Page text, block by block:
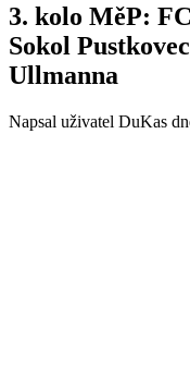
3. kolo MěP:
Sokol
Ullmanna
Napsal uživatel DuKas